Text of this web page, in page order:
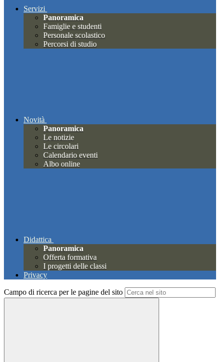
Servizi
Panoramica
Famiglie e studenti
Personale scolastico
Percorsi di studio
Novità
Panoramica
Le notizie
Le circolari
Calendario eventi
Albo online
Didattica
Panoramica
Offerta formativa
I progetti delle classi
Privacy
Campo di ricerca per le pagine del sito